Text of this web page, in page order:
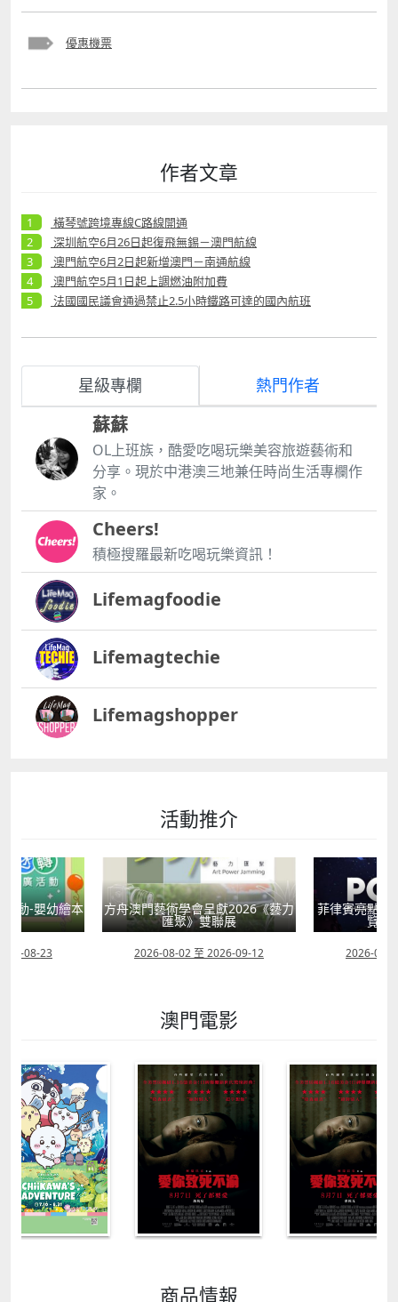
優惠機票
作者文章
橫琴號跨境專線C路線開通
深圳航空6月26日起復飛無錫－澳門航線
澳門航空6月2日起新增澳門－南通航線
澳門航空5月1日起上調燃油附加費
法國國民議會通過禁止2.5小時鐵路可達的國內航班
星級專欄 熱門作者
蘇蘇
OL上班族，酷愛吃喝玩樂美容旅遊藝術和
分享。現於中港澳三地兼任時尚生活專欄作
家。
Cheers!
積極搜羅最新吃喝玩樂資訊！
Lifemagfoodie
Lifemagtechie
Lifemagshopper
活動推介
獻2026《藝力
展
09-12
菲律賓亮點文創活動（遊戲開發博
覽會及動畫節）
2026-07-24 至 2026-11-30
童韻培育系列
2026-07-
澳門電影
商品情報